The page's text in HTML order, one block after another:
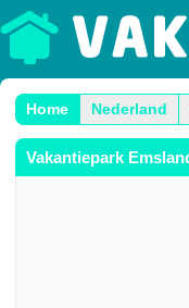
Home Nederland
Vakantiepark